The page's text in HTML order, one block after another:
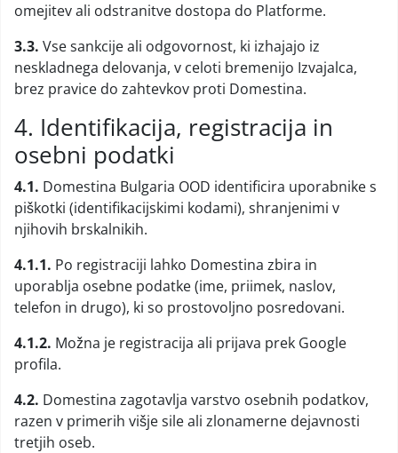
omejitev ali odstranitve dostopa do Platforme.
3.3. Vse sankcije ali odgovornost, ki izhajajo iz
neskladnega delovanja, v celoti bremenijo Izvajalca,
brez pravice do zahtevkov proti Domestina.
4. Identifikacija, registracija in
osebni podatki
4.1. Domestina Bulgaria OOD identificira uporabnike s
piškotki (identifikacijskimi kodami), shranjenimi v
njihovih brskalnikih.
4.1.1. Po registraciji lahko Domestina zbira in
uporablja osebne podatke (ime, priimek, naslov,
telefon in drugo), ki so prostovoljno posredovani.
4.1.2. Možna je registracija ali prijava prek Google
profila.
4.2. Domestina zagotavlja varstvo osebnih podatkov,
razen v primerih višje sile ali zlonamerne dejavnosti
tretjih oseb.